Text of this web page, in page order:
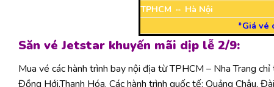
TPHCM ⇔ Hà Nội
*Giá vé
Săn vé Jetstar khuyến mãi dịp lễ 2/9:
Mua vé các hành trình bay nội địa từ TPHCM – Nha Trang
Đồng Hới,Thanh Hóa. Các hành trình quốc tế: Quảng Châu,